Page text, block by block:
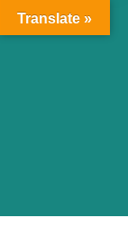
Translate »